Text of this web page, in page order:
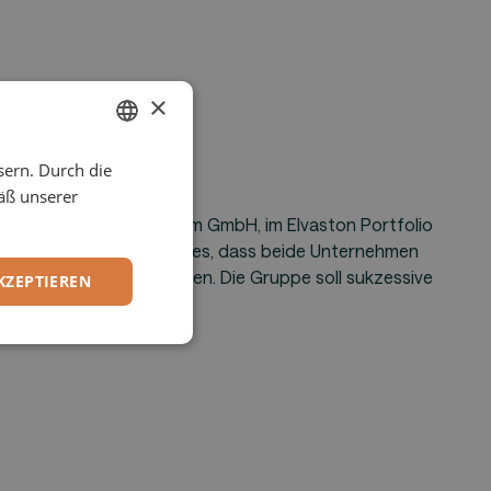
2021 und die Windream GmbH, im Elvaston Portfolio
Group. Ziel ist es, dass beide Unternehmen
unabhängige Einheiten. Die Gruppe soll sukzessive
ENGLISH
×
Durch die
unserer